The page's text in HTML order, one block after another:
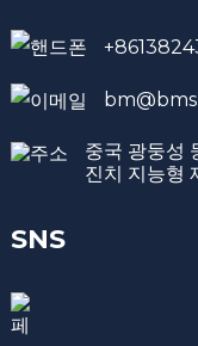
중국 광둥성
진치 지능형
SNS